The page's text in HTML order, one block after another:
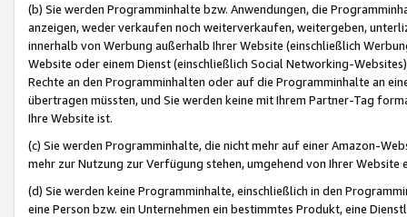
(b) Sie werden Programminhalte bzw. Anwendungen, die
anzeigen, weder verkaufen noch weiterverkaufen, weitergeben,
innerhalb von Werbung außerhalb Ihrer Website (einschließlich
Website oder einem Dienst (einschließlich Social Networking-
Rechte an den Programminhalten oder auf die Programminhalte an
übertragen müssten, und Sie werden keine mit Ihrem Partner-Tag
Ihre Website ist.
(c) Sie werden Programminhalte, die nicht mehr auf einer Amazon-
mehr zur Nutzung zur Verfügung stehen, umgehend von Ihrer
(d) Sie werden keine Programminhalte, einschließlich in den
eine Person bzw. ein Unternehmen ein bestimmtes Produkt, eine